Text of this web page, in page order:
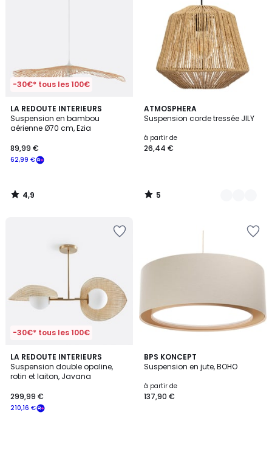
-30€* tous les 100€
LA REDOUTE INTERIEURS
Suspension en bambou
aérienne Ø70 cm, Ezia
62,99 €
89,99 €
4,9
/ 5
4,9
/
ATMOSPHERA
Suspension corde tressée JILY
à partir de
26,44 €
5
/
2
Couleurs
5
/
-30€* tous les 100€
LA REDOUTE INTERIEURS
Suspension double opaline,
rotin et laiton, Javana
210,16 €
299,99 €
BPS KONCEPT
Suspension en jute, BOHO
à partir de
137,90 €